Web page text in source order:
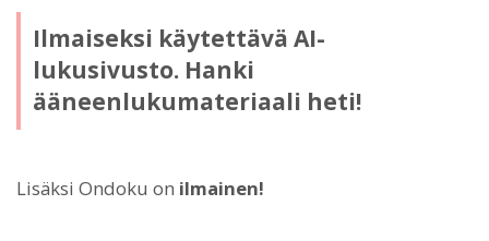
Ilmaiseksi käytettävä AI-
lukusivusto. Hanki
ääneenlukumateriaali heti!
Lisäksi Ondoku on ilmainen!